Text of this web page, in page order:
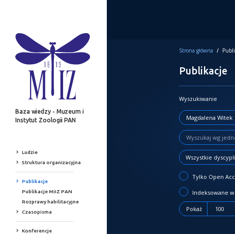
Baza wiedzy - Muzeum i
Instytut Zoologii PAN
Ludzie
Struktura organizacyjna
Publikacje
Publikacje MiIZ PAN
Rozprawy habilitacyjne
Czasopisma
Konferencje
Strona główna /
Publikacje
Wyszukiwanie
Wszystkie
Tylko Open
Indeksowane w
Pokaż 100